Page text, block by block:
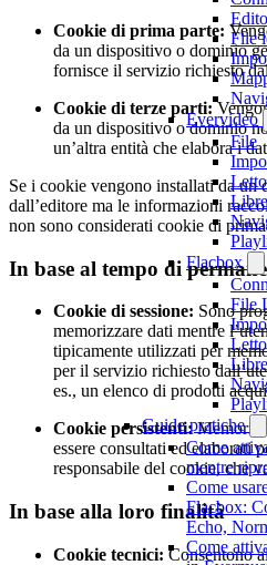
File
Evervideo
File
Flacbox
File
Guide pratiche
Come
mentre
Come
Flacbox:
Echo,
Come
Cookie di prima parte:
da un dispositivo o dominio
fornisce il servizio richiesto
Cookie di terze parti:
da un dispositivo o dominio
un’altra entità che elabora i
Se i cookie vengono installati da un
dall’editore ma le informazioni
non sono considerati cookie di
In base al tempo di
Cookie di sessione: Sono
memorizzare dati mentre
tipicamente utilizzati per
per il servizio richiesto
es., un elenco di prodotti
Cookie persistenti:
essere consultati ed elaborati
responsabile del cookie, che
In base alla loro finalità
Cookie tecnici: Consentono